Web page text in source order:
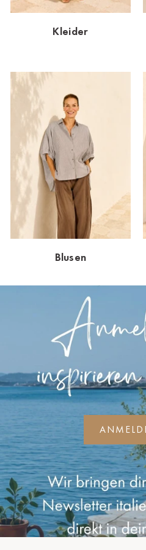
Dornbirn
Dortmund-Hombruch
Essen
HH-AEZ
HH-EEZ
HH-Eppendorf
HH-Hanseviertel
HH-Wandsbek
Hannover
Innsbruck
Kiel-CittiPark
Leipzig
Lindau
Münster
Oldenburg
Potsdam
Rostock
Kleider
Blusen